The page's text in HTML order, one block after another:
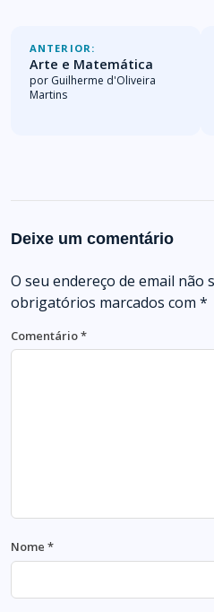
ANTERIOR:
Arte e Matemática
por Guilherme d'Oliveira
Martins
Deixe um comentário
O seu endereço de email não
obrigatórios marcados com *
Comentário*
Nome *